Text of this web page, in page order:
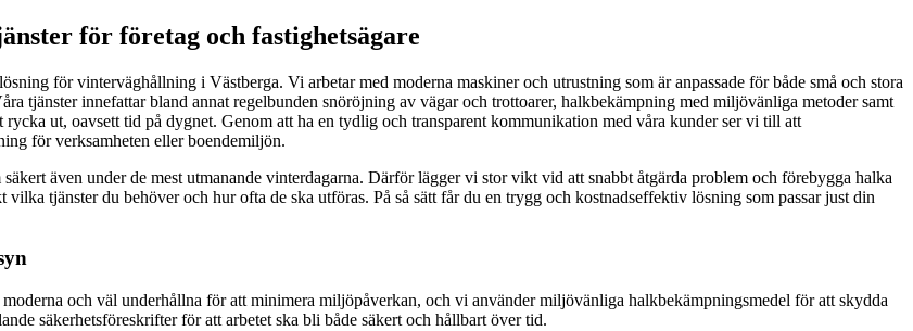
för företag och fastighetsägare
för vinterväghållning i Västberga. Vi arbetar med moderna maskiner och utrustning som är anpassade för både små och stora
tjänster innefattar bland annat regelbunden snöröjning av vägar och trottoarer, halkbekämpning med miljövänliga metoder samt
ut, oavsett tid på dygnet. Genom att ha en tydlig och transparent kommunikation med våra kunder ser vi till att
för verksamheten eller boendemiljön.
även under de mest utmanande vinterdagarna. Därför lägger vi stor vikt vid att snabbt åtgärda problem och förebygga halka
tjänster du behöver och hur ofta de ska utföras. På så sätt får du en trygg och kostnadseffektiv lösning som passar just din
och väl underhållna för att minimera miljöpåverkan, och vi använder miljövänliga halkbekämpningsmedel för att skydda
säkerhetsföreskrifter för att arbetet ska bli både säkert och hållbart över tid.